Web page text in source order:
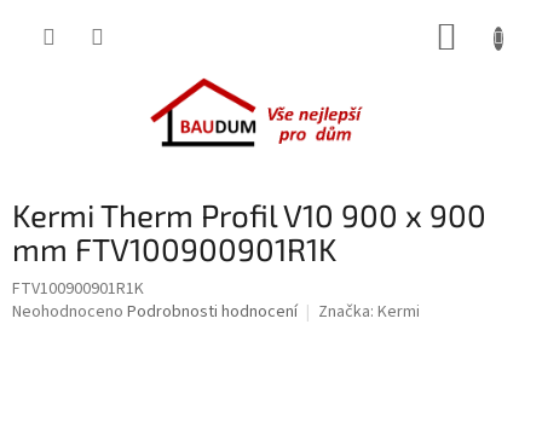
Kermi Therm Profil V10 900 x 900
mm FTV100900901R1K
FTV100900901R1K
Průměrné
Neohodnoceno Podrobnosti hodnocení Značka: Kermi